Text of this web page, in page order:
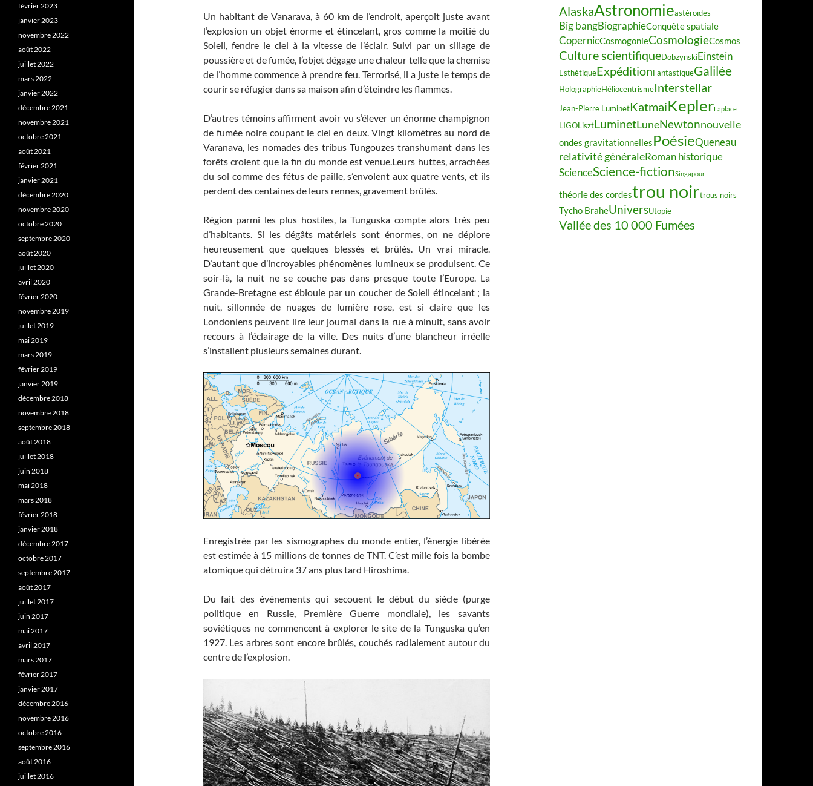
Un habitant de Vanarava, à 60 km de l’endroit, aperçoit juste avant
l’explosion un objet énorme et étincelant, gros comme la moitié du
Soleil, fendre le ciel à la vitesse de l’éclair. Suivi par un sillage de
poussière et de fumée, l’objet dégage une chaleur telle que la chemise
de l’homme commence à prendre feu. Terrorisé, il a juste le temps de
courir se réfugier dans sa maison afin d’éteindre les flammes.
D’autres témoins affirment avoir vu s’élever un énorme champignon
de fumée noire coupant le ciel en deux. Vingt kilomètres au nord de
Varanava, les nomades des tribus Tungouzes transhumant dans les
forêts croient que la fin du monde est venue.Leurs huttes, arrachées
du sol comme des fétus de paille, s’envolent aux quatre vents, et ils
perdent des centaines de leurs rennes, gravement brûlés.
Région parmi les plus hostiles, la Tunguska compte alors très peu
d’habitants. Si les dégâts matériels sont énormes, on ne déplore
heureusement que quelques blessés et brûlés. Un vrai miracle.
D’autant que d’incroyables phénomènes lumineux se produisent. Ce
soir-là, la nuit ne se couche pas dans presque toute l’Europe. La
Grande-Bretagne est éblouie par un coucher de Soleil étincelant ; la
nuit, sillonnée de nuages de lumière rose, est si claire que les
Londoniens peuvent lire leur journal dans la rue à minuit, sans avoir
recours à l’éclairage de la ville. Des nuits d’une blancheur irréelle
s’installent plusieurs semaines durant.
Enregistrée par les sismographes du monde entier, l’énergie libérée
est estimée à 15 millions de tonnes de TNT. C’est mille fois la bombe
atomique qui détruira 37 ans plus tard Hiroshima.
Du fait des événements qui secouent le début du siècle (purge
politique en Russie, Première Guerre mondiale), les savants
soviétiques ne commencent à explorer le site de la Tunguska qu’en
1927. Les arbres sont encore brûlés, couchés radialement autour du
centre de l’explosion.
AlaskaAstronomieastéroïdes
Big bangBiographieConquête spatiale
CopernicCosmogonieCosmologieCosmos
Culture scientifiqueDobzynskiEinstein
EsthétiqueExpéditionFantastiqueGalilée
HolographieHéliocentrismeInterstellar
Jean-Pierre LuminetKatmaiKeplerLaplace
LIGOLisztLuminetLuneNewtonnouvelle
ondes gravitationnellesPoésieQueneau
relativité généraleRoman historique
ScienceScience-fictionSingapour
théorie des cordestrou noirtrous noirs
Tycho BraheUniversUtopie
Vallée des 10 000 Fumées
février 2023
janvier 2023
novembre 2022
août 2022
juillet 2022
mars 2022
janvier 2022
décembre 2021
novembre 2021
octobre 2021
août 2021
février 2021
janvier 2021
décembre 2020
novembre 2020
octobre 2020
septembre 2020
août 2020
juillet 2020
avril 2020
février 2020
novembre 2019
juillet 2019
mai 2019
mars 2019
février 2019
janvier 2019
décembre 2018
novembre 2018
septembre 2018
août 2018
juillet 2018
juin 2018
mai 2018
mars 2018
février 2018
janvier 2018
décembre 2017
octobre 2017
septembre 2017
août 2017
juillet 2017
juin 2017
mai 2017
avril 2017
mars 2017
février 2017
janvier 2017
décembre 2016
novembre 2016
octobre 2016
septembre 2016
août 2016
juillet 2016